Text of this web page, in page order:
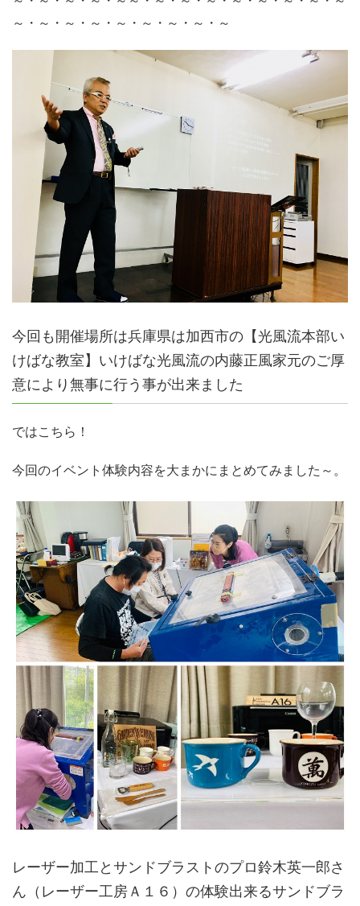
～・～・～・～・～・～・～・～・～
今回も開催場所は兵庫県は加西市の【光風流本部い
けばな教室】いけばな光風流の内藤正風家元のご厚
意により無事に行う事が出来ました
ではこちら！
今回のイベント体験内容を大まかにまとめてみました～。
レーザー加工とサンドブラストのプロ鈴木英一郎さ
ん（レーザー工房Ａ１６）の体験出来るサンドブラ